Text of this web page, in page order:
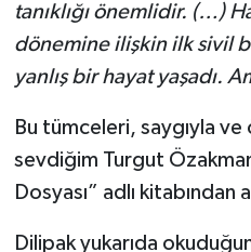
tanıklığı önemlidir. (…)
dönemine ilişkin ilk sivil
yanlış bir hayat yaşadı.
Bu tümceleri, saygıyla ve
sevdiğim Turgut
Dosyası” adlı kitabından
Dilipak yukarıda